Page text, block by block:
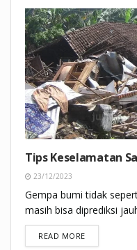
Tips Keselamatan
23/12/2023
Gempa bumi tidak
masih bisa diprediksi
READ MOREDETAILS